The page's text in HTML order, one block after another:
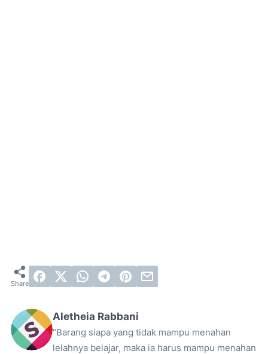
Aletheia Rabbani
“Barang siapa yang tidak mampu menahan
lelahnya belajar, maka ia harus mampu menahan